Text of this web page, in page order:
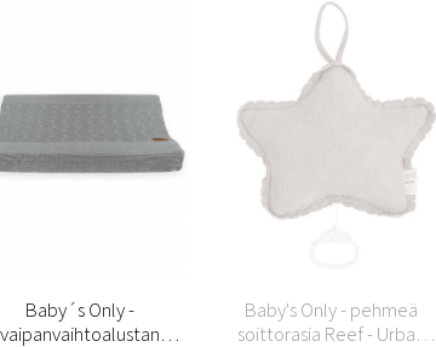
Baby´s Only -
vaipanvaihtoalustan
Baby's Only - pehmeä
soittorasia Reef - Urban